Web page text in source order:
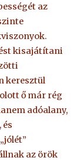
az
kisajátítani
keresztül
ő már rég
adóalany,
az örök